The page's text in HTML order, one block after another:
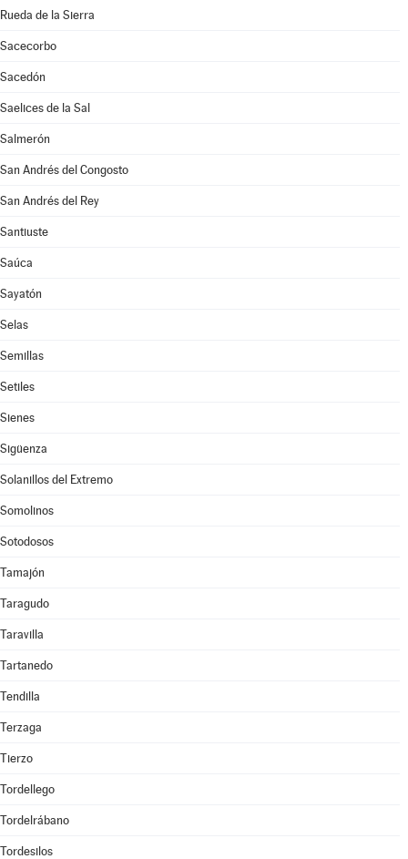
Rueda de la Sierra
Sacecorbo
Sacedón
Saelices de la Sal
Salmerón
San Andrés del Congosto
San Andrés del Rey
Santiuste
Saúca
Sayatón
Selas
Semillas
Setiles
Sienes
Sigüenza
Solanillos del Extremo
Somolinos
Sotodosos
Tamajón
Taragudo
Taravilla
Tartanedo
Tendilla
Terzaga
Tierzo
Tordellego
Tordelrábano
Tordesilos